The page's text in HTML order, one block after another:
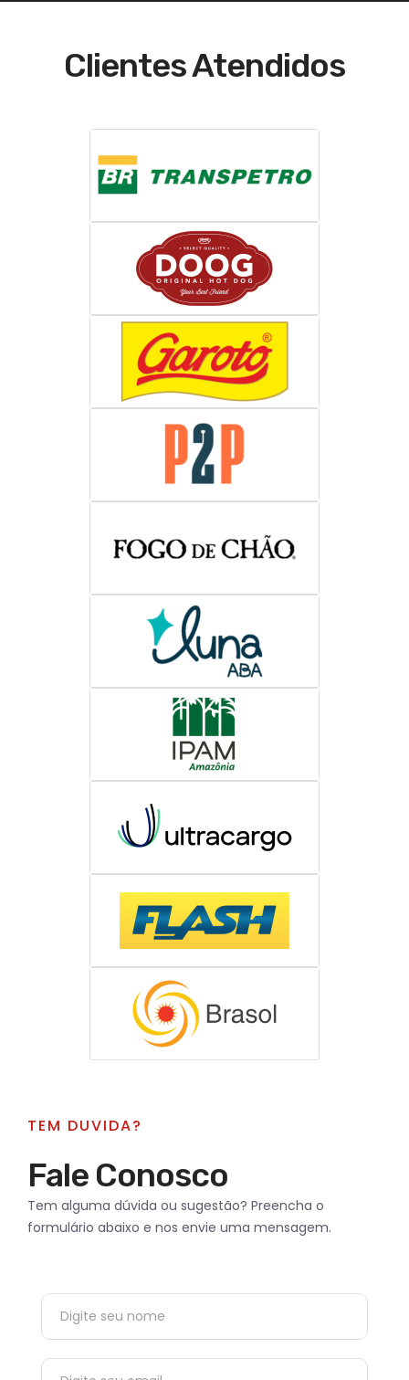
Clientes Atendidos
TEM DUVIDA?
Fale Conosco
Tem alguma dúvida ou sugestão? Preencha o
formulário abaixo e nos envie uma mensagem.